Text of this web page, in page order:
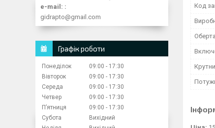
Код
e-mail:
gidrapto@gmail.com
Графік роботи
Понеділок 09:00
17:30
Вівторок
09:00
17:30
Середа
09:00
17:30
Четвер
09:00
17:30
Пʼятниця
09:00
17:30
Субота
Вихідний